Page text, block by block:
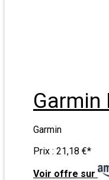
Garmin
Garmin
Prix : 21,18 €*
Voir offre sur